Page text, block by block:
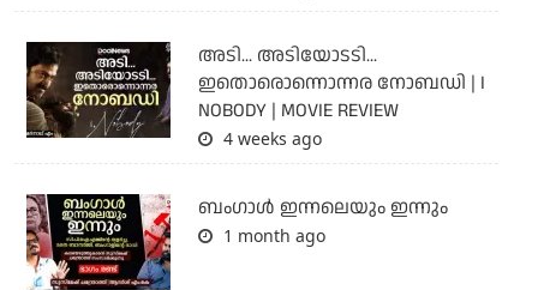
അടി... അടിയോടടി...
ഇതൊരൊന്നൊന്നര നോബഡി | I
NOBODY | MOVIE REVIEW
4 weeks ago
ബംഗാള്‍ ഇന്നലെയും ഇന്നും
1 month ago